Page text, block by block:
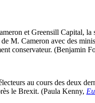
et Greensill Capital, la
M. Cameron avec des
conservateur. (Benjamin
au cours des deux
le Brexit. (Paula Kenny,